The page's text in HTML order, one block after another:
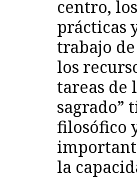
centro,
prácticas
trabajo
los
tareas de
sagrado”
filosófico
la